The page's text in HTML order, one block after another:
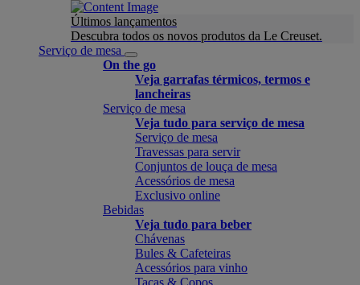
Últimos lançamentos
Descubra todos os novos produtos da Le Creuset.
Serviço de mesa
On the go
Veja garrafas térmicos, termos e
lancheiras
Serviço de mesa
Veja tudo para serviço de mesa
Serviço de mesa
Travessas para servir
Conjuntos de louça de mesa
Acessórios de mesa
Exclusivo online
Bebidas
Veja tudo para beber
Chávenas
Bules & Cafeteiras
Acessórios para vinho
Taças & Copos